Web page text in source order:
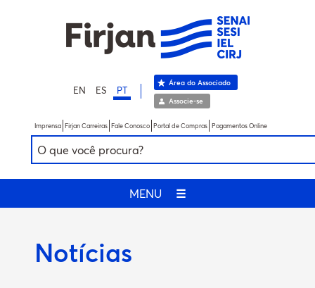
EN ES PT
Área do Associado
Associe-se
Imprensa Firjan Carreiras Fale Conosco Portal de Compras Pagamentos Online
MENU ☰
Notícias